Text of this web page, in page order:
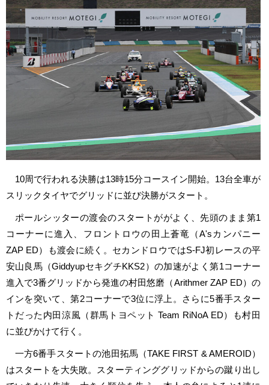
10周で行われる決勝は13時15分コースイン開始。13台全車が
スリックタイヤでグリッドに並び決勝がスタート。
ポールシッターの渡会のスタートががよく、先頭のまま第1
コーナーに進入、フロントロウの田上蒼竜（A'sカンパニー
ZAP ED）も渡会に続く。セカンドロウではS-FJ初レースの平
安山良馬（GiddyupセキグチKKS2）の加速がよく第1コーナー
進入で3番グリッドから発進の村田悠磨（Arithmer ZAP ED）の
インを突いて、第2コーナーで3位に浮上。さらに5番手スター
トだった内田涼風（群馬トヨペット Team RiNoA ED）も村田
に並びかけて行く。
一方6番手スタートの池田拓馬（TAKE FIRST & AMEROID）
はスタートを大失敗。スターティンググリッドからの蹴り出し